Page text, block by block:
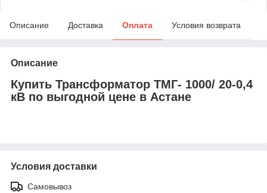
Описание Доставка Оплата Условия возврата
Описание
Купить Трансформатор ТМГ- 1000/ 20-0,4
кВ по выгодной цене в Астане
Условия доставки
Самовывоз